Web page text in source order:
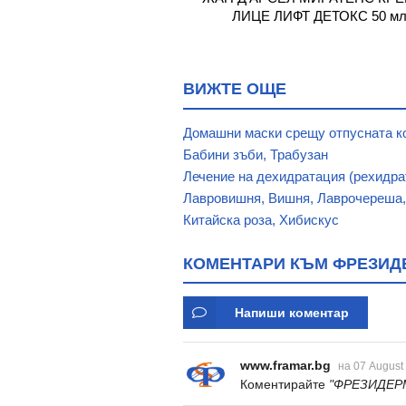
ЛИЦЕ ЛИФТ ДЕТОКС 50 мл
ВИЖТЕ ОЩЕ
Домашни маски срещу отпусната
Бабини зъби, Трабузан
Лечение на дехидратация
Лавровишня, Вишня,
Китайска роза, Хибискус
КОМЕНТАРИ КЪМ
Напиши коментар
www.framar.bg на 07
Коментирайте